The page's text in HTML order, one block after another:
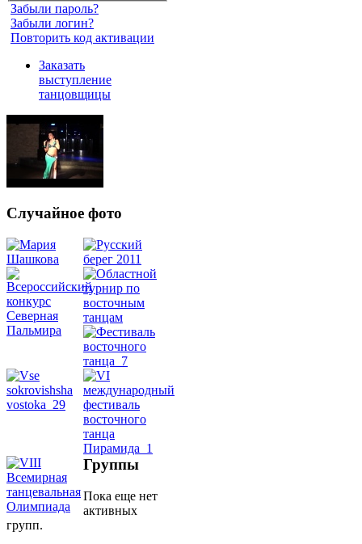
Забыли пароль?
Забыли логин?
Повторить код активации
Заказать
выступление
танцовщицы
Случайное фото
уроки
Группы
Пока еще нет
активных
групп.